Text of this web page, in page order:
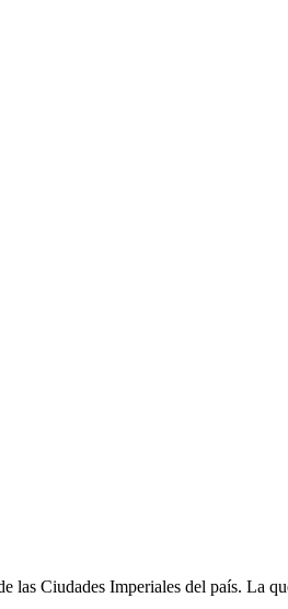
las Ciudades Imperiales del país. La